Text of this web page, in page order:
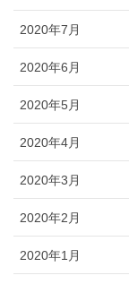
2020年7月
2020年6月
2020年5月
2020年4月
2020年3月
2020年2月
2020年1月